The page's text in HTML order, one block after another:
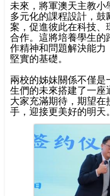
未來，將軍澳天主教小
多元化的課程設計，
案，促進彼此在科技、
合作。這將培養學生的
作精神和問題解決能力
堅實的基礎。
兩校的姊妹關係不僅是
生們的未來搭建了一座
大家充滿期待，期望
手，迎接更美好的明天。